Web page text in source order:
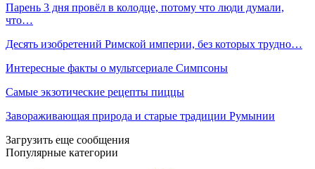
Парень 3 дня провёл в колодце, потому что люди думали,
что…
Десять изобретений Римской империи, без которых трудно…
Интересные факты о мультсериале Симпсоны
Самые экзотические рецепты пиццы
Завораживающая природа и старые традиции Румынии
Загрузить еще сообщения
Популярные категории